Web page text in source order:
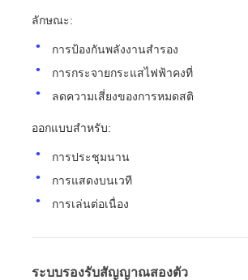
ลักษณะ:
การป้องกันพลังงานสํารอง
การกระจายกระแสไฟฟ้าคงที่
ลดความเสี่ยงของการหมดสติ
ออกแบบสําหรับ:
การประชุมนาน
การแสดงบนเวที
การเล่นต่อเนื่อง
ระบบรองรับสัญญาณสองตัว